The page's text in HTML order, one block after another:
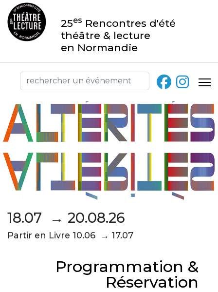
25es Rencontres d'été
théâtre & lecture
en Normandie
18.07 → 20.08.26
Partir en Livre 10.06 → 17.07
Programmation &
Réservation